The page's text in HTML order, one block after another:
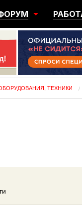
ПОИСК
ТЕХНИКИ